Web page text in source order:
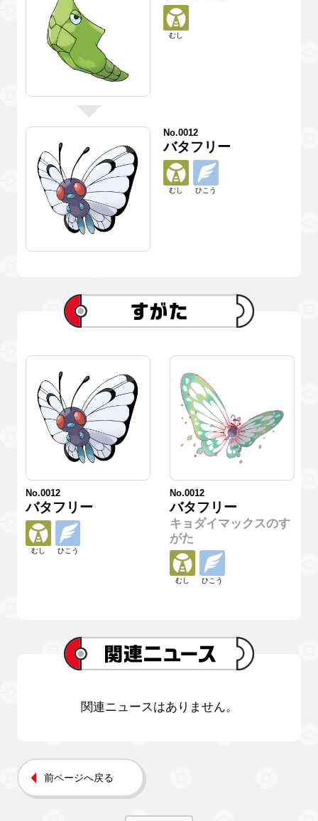
むし
No.0012
バタフリー
むし ひこう
No.0012
バタフリー
むし ひこう
No.0012
バタフリー
キョダイマックスのす
がた
むし ひこう
関連ニュースはありません。
前ページへ戻る